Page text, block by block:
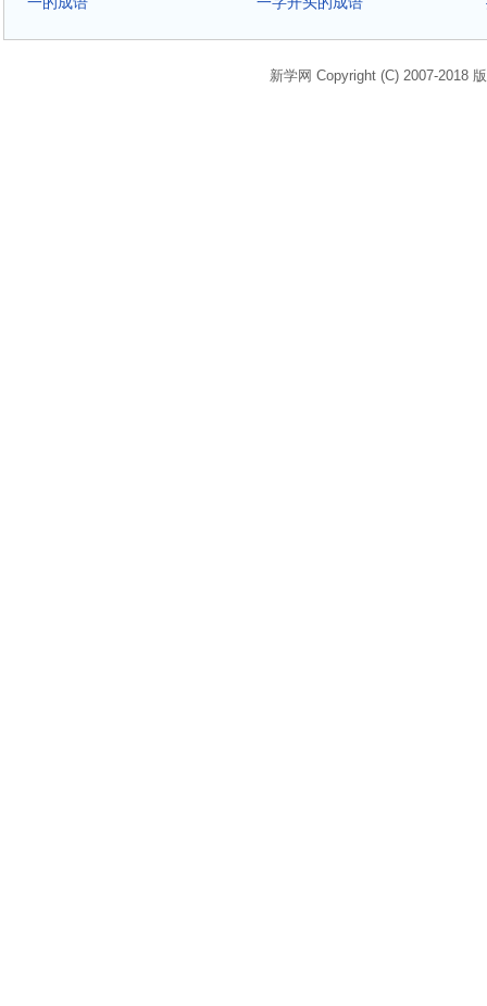
新学网 Copyright (C) 2007-2018